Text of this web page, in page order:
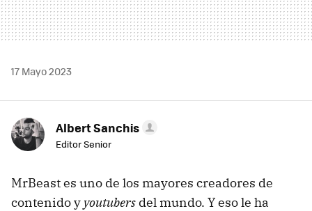
17 Mayo 2023
Albert Sanchis
Editor Senior
MrBeast es uno de los mayores creadores de
contenido y youtubers del mundo. Y eso le ha